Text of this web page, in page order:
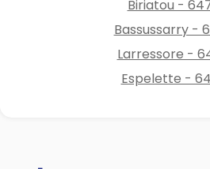
baduzu, deitu
edo114 zenbakira,
ahalik eta zehatzen
Biriatou -
Bassussarry -
Larressore -
Espelette -